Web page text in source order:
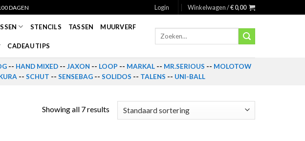
DAGEN Login Winkelwagen /€0,00
STENCILS TASSEN MUURVERF
CADEAU TIPS
Zoeken
-- HAND MIXED -- JAXON -- LOOP -- MARKAL -- MR.SERIOUS -- MOLOTOW
-- SCHUT -- SENSEBAG -- SOLIDOS -- TALENS -- UNI-BALL
Showing all 7 results